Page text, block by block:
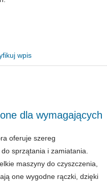
wpis
dla wymagających
oferuje szereg
sprzątania i zamiatania.
maszyny do czyszczenia,
one wygodne rączki, dzięki